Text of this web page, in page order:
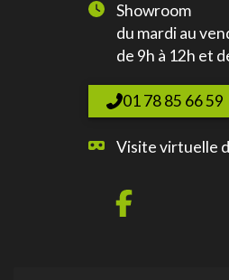
Showroom
du mardi au
de 9h à 12h et
01 78 85 66 59
Visite virtuelle